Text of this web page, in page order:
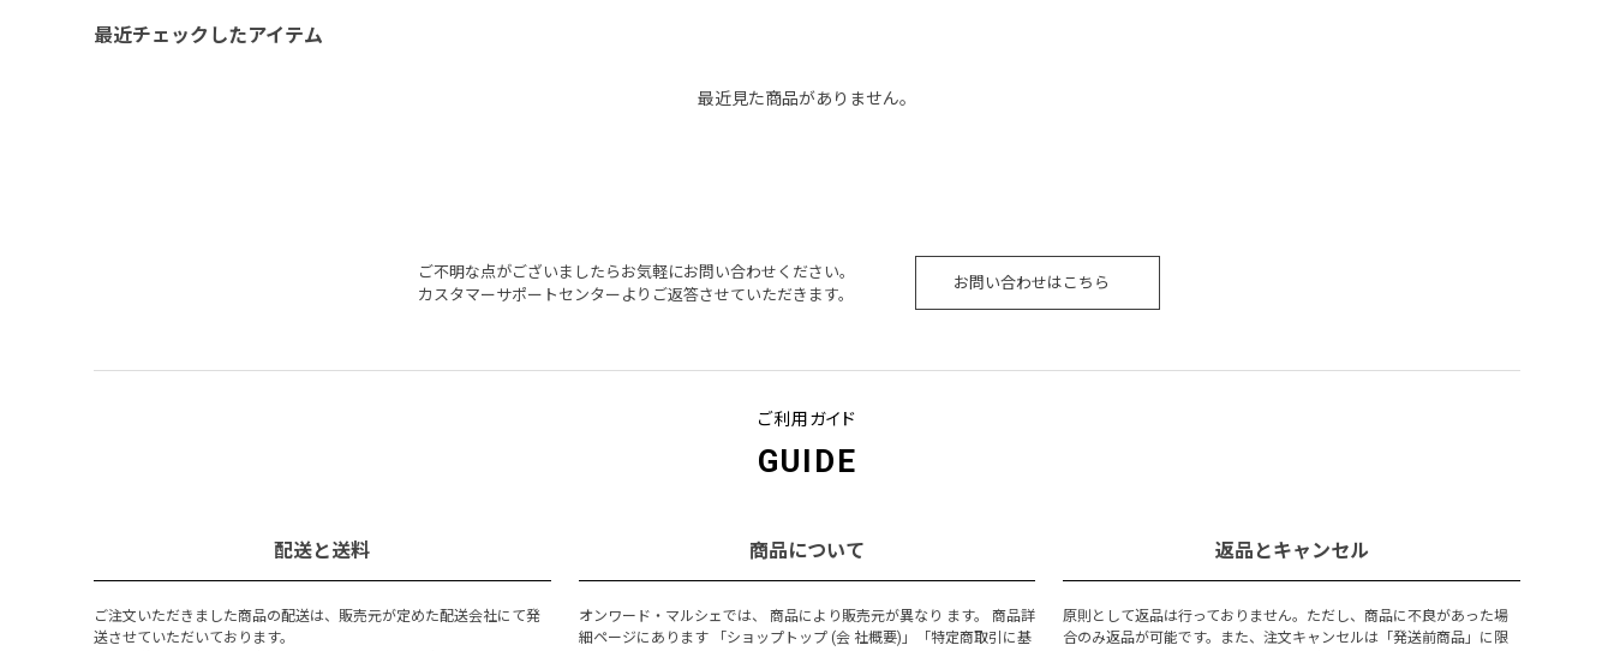
最近チェックしたアイテム
最近見た商品がありません。
ご不明な点がございましたらお気軽にお問い合わせください。
カスタマーサポートセンターよりご返答させていただきます。
お問い合わせはこちら
ご利用ガイド
GUIDE
配送と送料
ご注文いただきました商品の配送は、販売元が定めた配送会社にて発
送させていただいております。
商品について
オンワード・マルシェでは、 商品により販売元が異なり ます。 商品詳
細ページにあります 「ショップトップ (会 社概要)」「特定商取引に基
返品とキャンセル
原則として返品は行っておりません。ただし、商品に不良があった場
合のみ返品が可能です。また、注文キャンセルは「発送前商品」に限